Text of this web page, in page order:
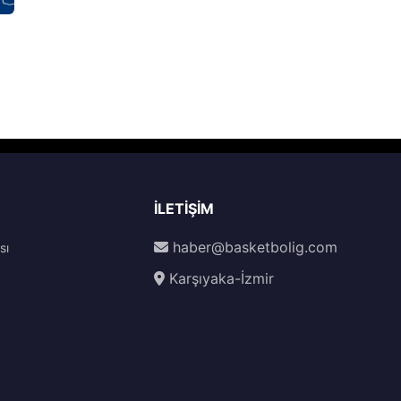
İLETIŞIM
haber@basketbolig.com
Karşıyaka-İzmir